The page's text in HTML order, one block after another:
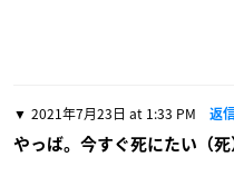
2021年7月23日 at 1:33 PM 返
やっば。今すぐ死にたい（死